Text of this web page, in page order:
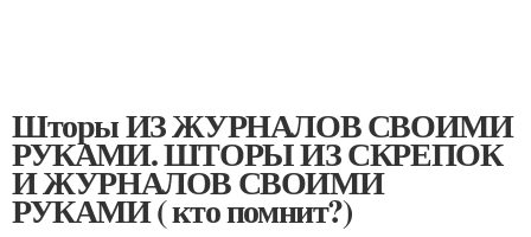
Шторы ИЗ ЖУРНАЛОВ СВОИМИ
РУКАМИ. ШТОРЫ ИЗ СКРЕПОК
И ЖУРНАЛОВ СВОИМИ
РУКАМИ ( кто помнит?)